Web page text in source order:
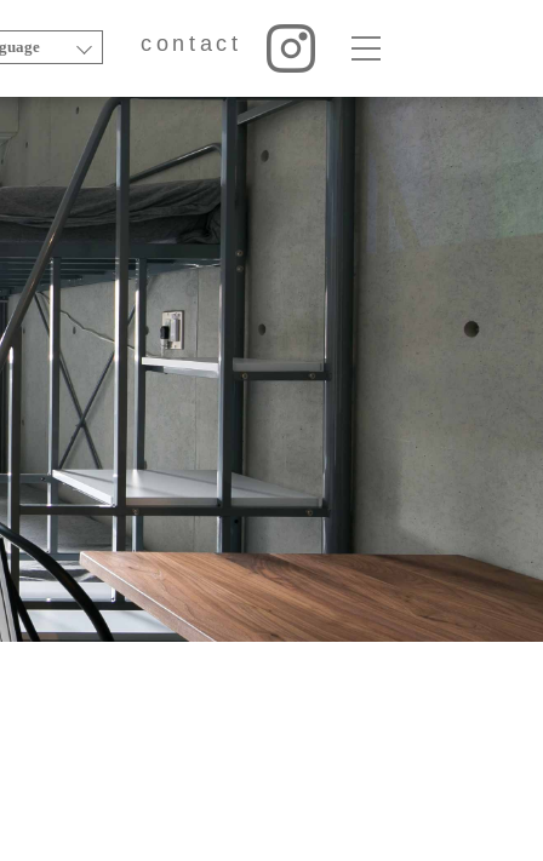
contact
contact
art
music
goods